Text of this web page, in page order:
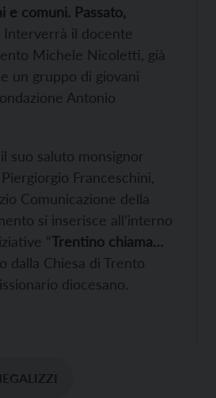
e comuni. Passato,
Interverrà il docente
Michele Nicoletti, già
un gruppo di giovani
Antonio
suo saluto monsignor
Franceschini,
Comunicazione della
si inserisce all’interno
“Trentino chiama…
dalla Chiesa di Trento
diocesano.